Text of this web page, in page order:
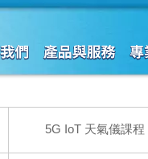
5G IoT 天氣儀課程